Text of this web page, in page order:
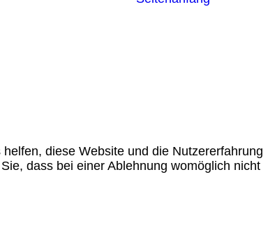
diese Website und die Nutzererfahrung
dass bei einer Ablehnung womöglich nicht